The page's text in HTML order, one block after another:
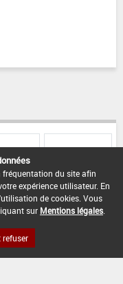
fréquentation du site afin
expérience utilisateur. En
de cookies. Vous
sur Mentions légales
refuser